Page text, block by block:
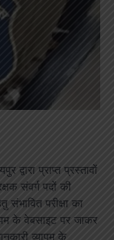
द्वारा प्राप्त प्रस्तावों
संवर्ग पदों की
परीक्षा का
के वेबसाइट पर जाकर
व्यापम के